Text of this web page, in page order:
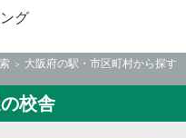
グ
大阪府の駅・市区町村から探す
校舎